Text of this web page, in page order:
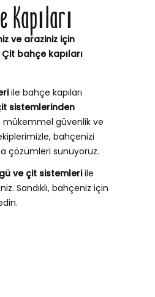
Kapıları
ve araziniz için
bahçe kapıları
ile bahçe kapıları
sistemlerinden
mükemmel güvenlik ve
bahçenizi
çözümleri sunuyoruz.
ve çit sistemleriile
Sandıklı, bahçeniz için